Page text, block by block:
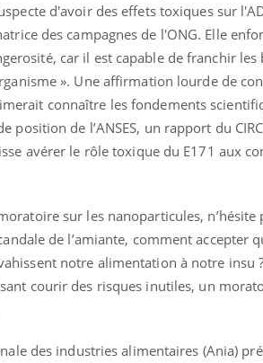
d'avoir des effets toxiques sur
des campagnes de l'ONG. Elle
car il est capable de franchir
». Une affirmation lourde de
connaître les fondements
position de l’ANSES, un rapport du
avérer le rôle toxique du E171 aux
sur les nanoparticules,
de l’amiante, comment accepter
notre alimentation à notre insu
courir des risques inutiles, un
des industries alimentaires (Ania)
Youtube
Eczéma Chronique des Mains :
expliquer ma maladieYoutube
Il y a des sujets qui sont faciles à
d'autres non ! D'un côté, poser des
questions sur la maladie d'un proche